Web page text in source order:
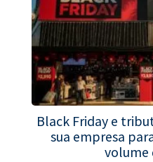
Black Friday e
sua empresa
volume